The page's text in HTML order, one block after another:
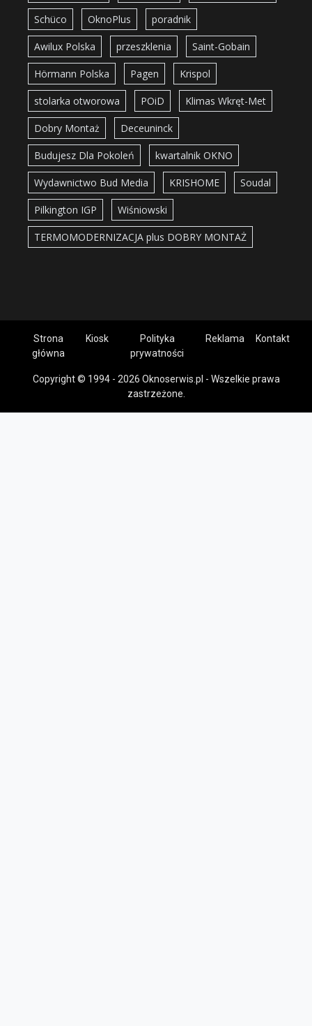
Schüco OknoPlus poradnik
Awilux Polska przeszklenia Saint-Gobain
Hörmann Polska Pagen Krispol
stolarka otworowa POiD Klimas Wkręt-Met
Dobry Montaż Deceuninck
Budujesz Dla Pokoleń kwartalnik OKNO
Wydawnictwo Bud Media KRISHOME Soudal
Pilkington IGP Wiśniowski
TERMOMODERNIZACJA plus DOBRY MONTAŻ
Strona
główna
Kiosk
Polityka
prywatności
Reklama Kontakt
Copyright © 1994 - 2026 Oknoserwis.pl - Wszelkie prawa
zastrzeżone.